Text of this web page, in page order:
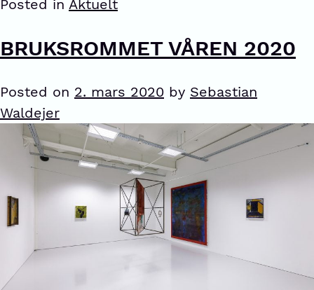
Posted in Aktuelt
BRUKSROMMET VÅREN 2020
Posted on 2. mars 2020 by Sebastian
Waldejer